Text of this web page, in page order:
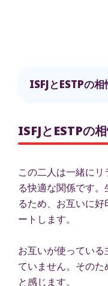
ISFJとESTPの相
ISFJとESTPの
この二人は一緒に
る快適な関係です
るため、お互いに
ートします。
お互いが使ってい
ていません。その
と感じます。